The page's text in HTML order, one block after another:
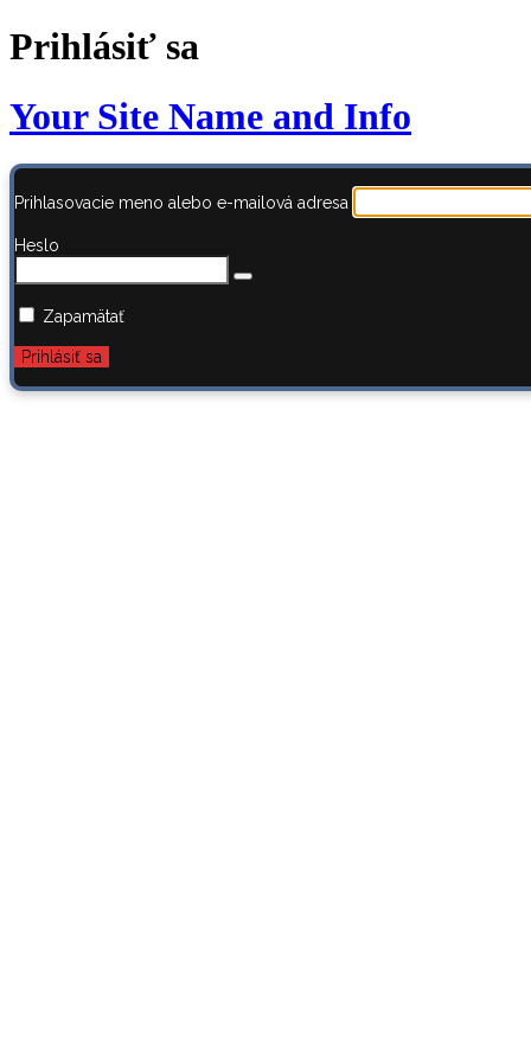
Prihlásiť sa
Your Site Name and Info
Prihlasovacie meno alebo e-mailová adresa
Heslo
Zapamätať